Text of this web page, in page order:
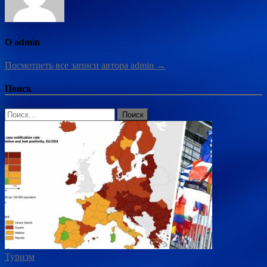
О admin
Посмотреть все записи автора admin →
Поиск
Найти:
Туризм